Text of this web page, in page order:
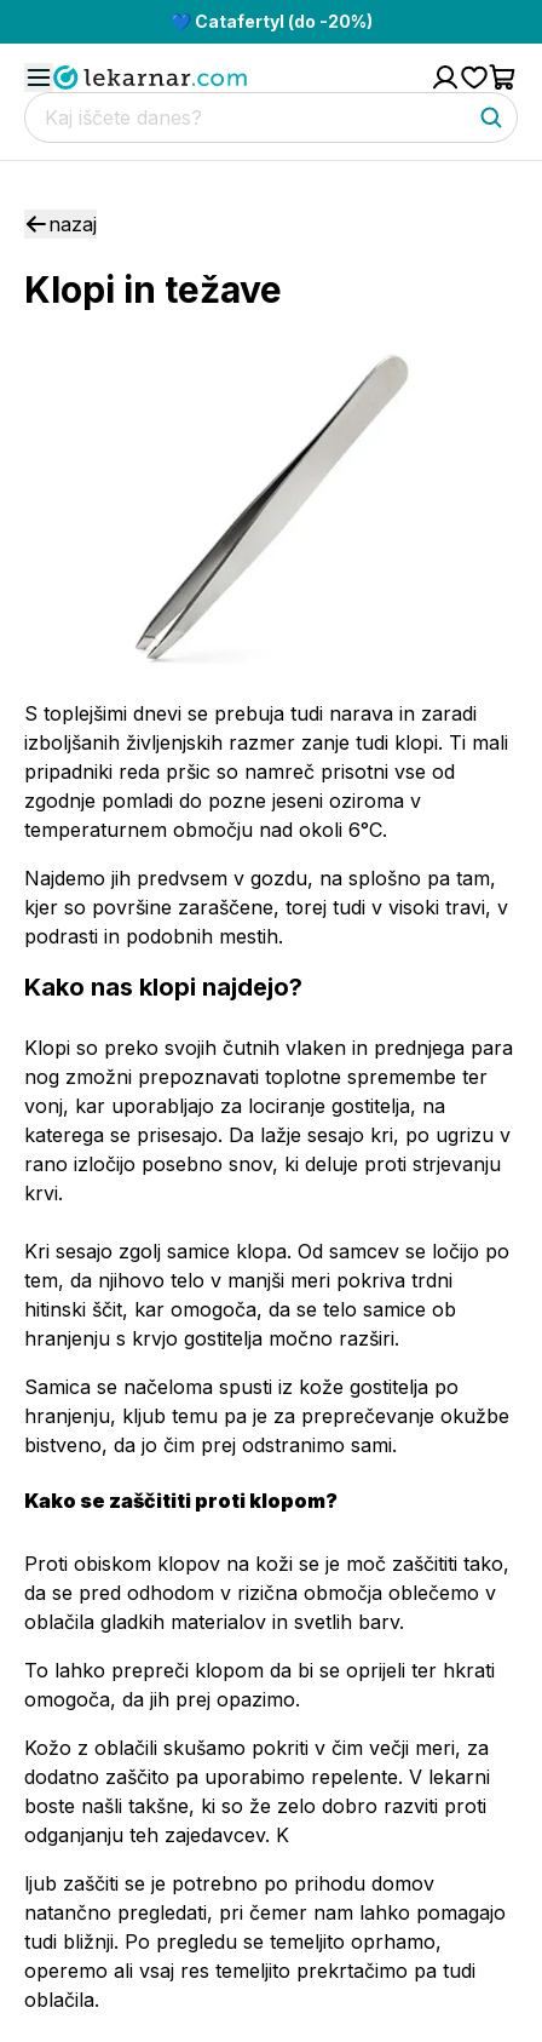
💙 Catafertyl (do -20%)
nazaj
Klopi in težave
S toplejšimi dnevi se prebuja tudi narava in zaradi
izboljšanih življenjskih razmer zanje tudi klopi. Ti mali
pripadniki reda pršic so namreč prisotni vse od
zgodnje pomladi do pozne jeseni oziroma v
temperaturnem območju nad okoli 6°C.
Najdemo jih predvsem v gozdu, na splošno pa tam,
kjer so površine zaraščene, torej tudi v visoki travi, v
podrasti in podobnih mestih.
Kako nas klopi najdejo?
Klopi so preko svojih čutnih vlaken in prednjega para
nog zmožni prepoznavati toplotne spremembe ter
vonj, kar uporabljajo za lociranje gostitelja, na
katerega se prisesajo. Da lažje sesajo kri, po ugrizu v
rano izločijo posebno snov, ki deluje proti strjevanju
krvi.
Kri sesajo zgolj samice klopa. Od samcev se ločijo po
tem, da njihovo telo v manjši meri pokriva trdni
hitinski ščit, kar omogoča, da se telo samice ob
hranjenju s krvjo gostitelja močno razširi.
Samica se načeloma spusti iz kože gostitelja po
hranjenju, kljub temu pa je za preprečevanje okužbe
bistveno, da jo čim prej odstranimo sami.
Kako se zaščititi proti klopom?
Proti obiskom klopov na koži se je moč zaščititi tako,
da se pred odhodom v rizična območja oblečemo v
oblačila gladkih materialov in svetlih barv.
To lahko prepreči klopom da bi se oprijeli ter hkrati
omogoča, da jih prej opazimo.
Kožo z oblačili skušamo pokriti v čim večji meri, za
dodatno zaščito pa uporabimo repelente. V lekarni
boste našli takšne, ki so že zelo dobro razviti proti
odganjanju teh zajedavcev. K
ljub zaščiti se je potrebno po prihodu domov
natančno pregledati, pri čemer nam lahko pomagajo
tudi bližnji. Po pregledu se temeljito oprhamo,
operemo ali vsaj res temeljito prekrtačimo pa tudi
oblačila.